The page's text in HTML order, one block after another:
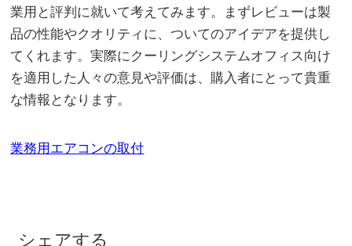
業用と評判に就いて考えてみます。まずレビューは製
品の性能やクオリティに、ついてのアイデアを提供し
てくれます。実際にクーリングシステムオフィス向け
を適用した人々の意見や評価は、購入者にとって貴重
な情報となります。
業務用エアコンの取付
シェアする